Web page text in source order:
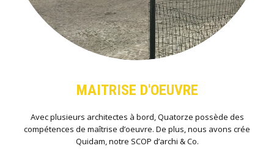
MAITRISE D'OEUVRE
Avec plusieurs architectes à bord, Quatorze possède des
compétences de maîtrise d’oeuvre. De plus, nous avons crée
Quidam, notre SCOP d’archi & Co.